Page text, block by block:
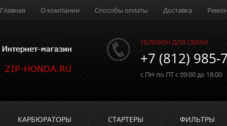
Главная О компании Способы оплаты Доставка
ТЕЛЕФОН ДЛЯ СВЯЗИ
+7 (812) 985-
с ПН по ПТ с 09:00 до 18:00
КАРБЮРАТОРЫ СТАРТЕРЫ ФИЛЬТРЫ